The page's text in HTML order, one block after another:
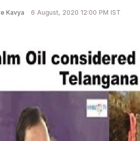
Kavya 6 August, 2020 12:00 PM IST